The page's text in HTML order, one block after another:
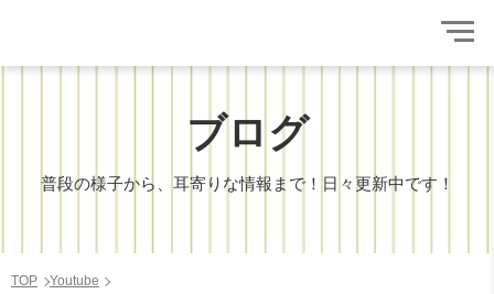
ブログ
普段の様子から、耳寄りな情報まで！日々更新中です！
TOP
Youtube